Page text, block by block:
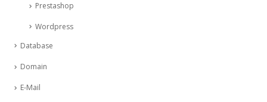
Prestashop
Wordpress
Database
Domain
E-Mail